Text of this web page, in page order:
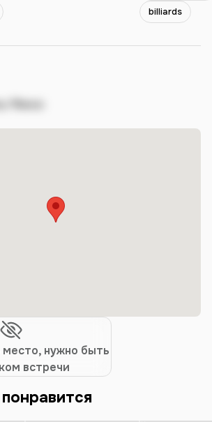
billiards
нужно быть
встречи